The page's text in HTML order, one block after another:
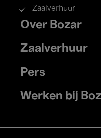
Zaalverhuur
Footer
menu
Over Bozar
Zaalverhuur
Pers
Werken bij